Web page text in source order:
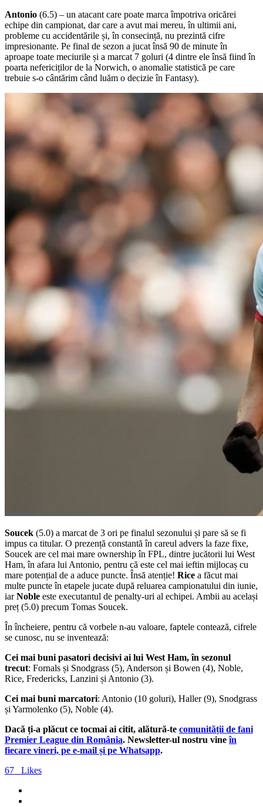
Antonio (6.5) – un atacant care poate marca împotriva oricărei
echipe din campionat, dar care a avut mai mereu, în ultimii ani,
probleme cu accidentările și, în consecință, nu prezintă cifre
impresionante. Pe final de sezon a jucat însă 90 de minute în
aproape toate meciurile și a marcat 7 goluri (4 dintre ele însă fiind în
poarta nefericiților de la Norwich, o anomalie statistică pe care
trebuie s-o cântărim când luăm o decizie în Fantasy).
Soucek (5.0) a marcat de 3 ori pe finalul sezonului și pare să se fi
impus ca titular. O prezență constantă în careul advers la faze fixe,
Soucek are cel mai mare ownership în FPL, dintre jucătorii lui West
Ham, în afara lui Antonio, pentru că este cel mai ieftin mijlocaș cu
mare potențial de a aduce puncte. Însă atenție! Rice a făcut mai
multe puncte în etapele jucate după reluarea campionatului din iunie,
iarNoble este executantul de penalty-uri al echipei. Ambii au același
preț (5.0) precum Tomas Soucek.
În încheiere, pentru că vorbele n-au valoare, faptele contează, cifrele
se cunosc, nu se inventează:
Cei mai buni pasatori decisivi ai lui West Ham, în sezonul
trecut: Fornals și Snodgrass (5), Anderson și Bowen (4), Noble,
Rice, Fredericks, Lanzini și Antonio (3).
Cei mai buni marcatori: Antonio (10 goluri), Haller (9), Snodgrass
și Yarmolenko (5), Noble (4).
Dacă ți-a plăcut ce tocmai ai citit, alătură-te comunității de fani
Premier League din România. Newsletter-ul nostru vineîn
fiecare vineri, pe e-mail și pe Whatsapp.
67
Likes